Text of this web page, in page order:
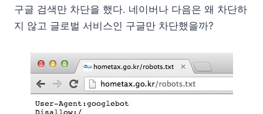
구글 검색만 차단을 했다. 네이버나 다음은 왜 차단하
지 않고 글로벌 서비스인 구글만 차단했을까?